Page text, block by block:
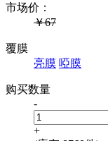
市场价：
￥67
覆膜
亮膜 啞膜
购买数量
-
+